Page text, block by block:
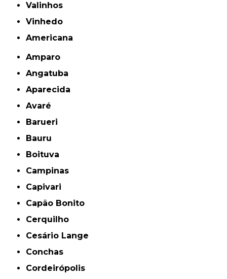
Valinhos
Vinhedo
americana
Amparo
Angatuba
Aparecida
Avaré
Barueri
Bauru
Boituva
Campinas
Capivari
Capão Bonito
Cerquilho
Cesário Lange
Conchas
Cordeirópolis